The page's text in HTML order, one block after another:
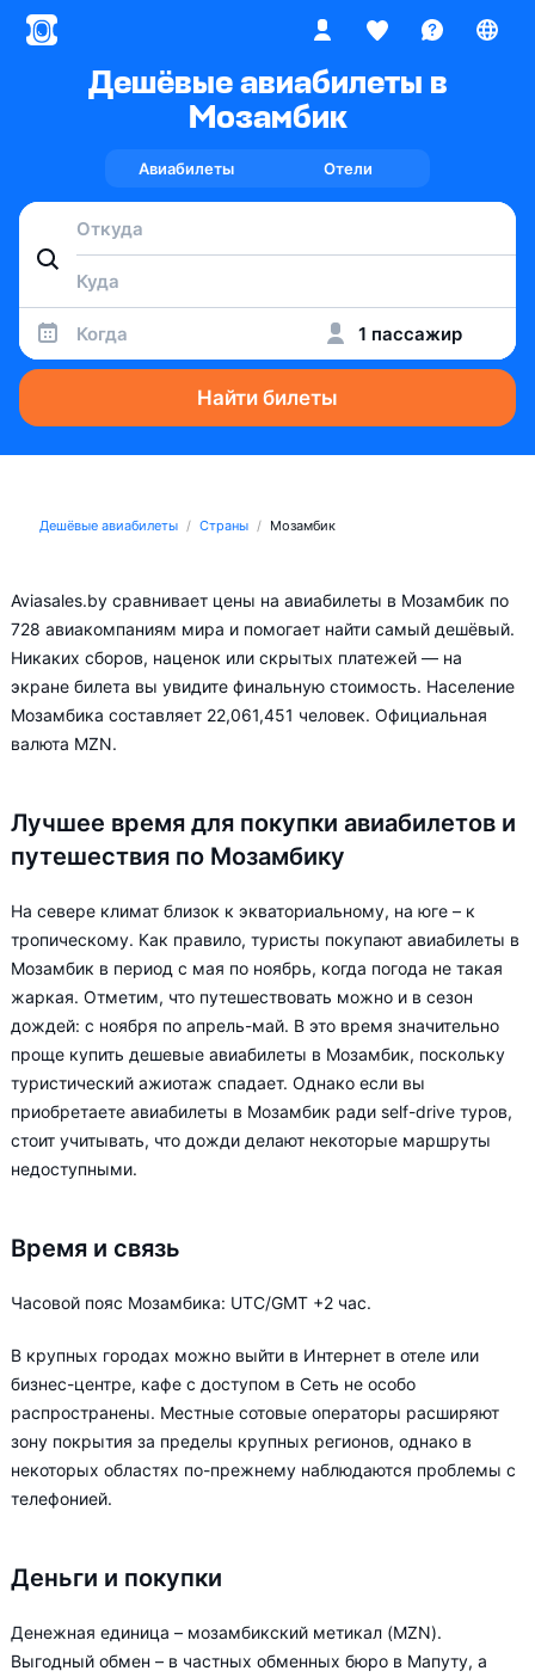
Дешёвые авиабилеты в
Мозамбик
Авиабилеты Отели
Когда 1 пассажир
Найти билеты
Дешёвые авиабилеты Страны Мозамбик
Aviasales.by сравнивает цены на авиабилеты в Мозамбик по
728 авиакомпаниям мира и помогает найти самый дешёвый.
Никаких сборов, наценок или скрытых платежей — на
экране билета вы увидите финальную стоимость. Население
Мозамбика составляет 22,061,451 человек. Официальная
валюта MZN.
Лучшее время для покупки авиабилетов и
путешествия по Мозамбику
На севере климат близок к экваториальному, на юге – к
тропическому. Как правило, туристы покупают авиабилеты в
Мозамбик в период с мая по ноябрь, когда погода не такая
жаркая. Отметим, что путешествовать можно и в сезон
дождей: с ноября по апрель-май. В это время значительно
проще купить дешевые авиабилеты в Мозамбик, поскольку
туристический ажиотаж спадает. Однако если вы
приобретаете авиабилеты в Мозамбик ради self-drive туров,
стоит учитывать, что дожди делают некоторые маршруты
недоступными.
Время и связь
Часовой пояс Мозамбика: UTC/GMT +2 час.
В крупных городах можно выйти в Интернет в отеле или
бизнес-центре, кафе с доступом в Сеть не особо
распространены. Местные сотовые операторы расширяют
зону покрытия за пределы крупных регионов, однако в
некоторых областях по-прежнему наблюдаются проблемы с
телефонией.
Деньги и покупки
Денежная единица – мозамбикский метикал (MZN).
Выгодный обмен – в частных обменных бюро в Мапуту, а